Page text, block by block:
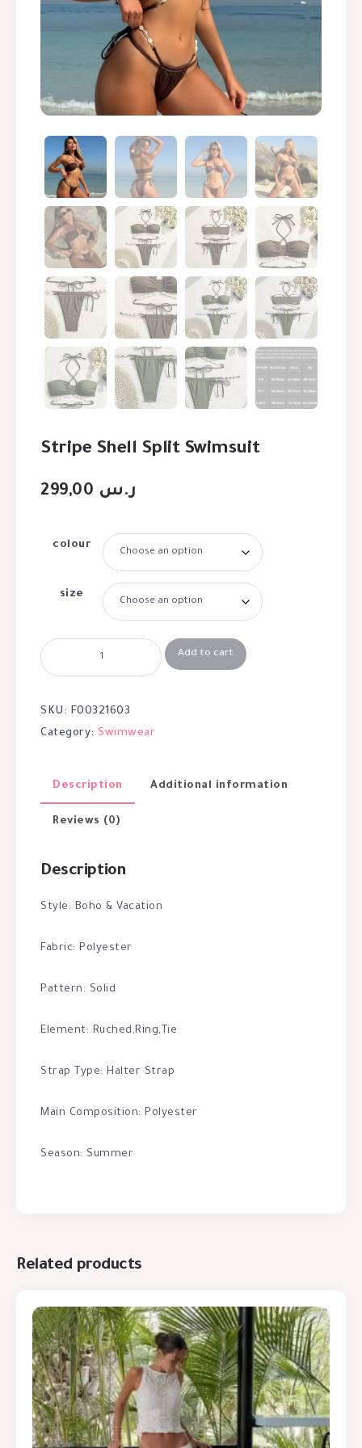
Stripe Shell Split Swimsuit
ر.س
colour
size
Add to cart
SKU: F00321603
Category: Swimwear
Description Additional information
Reviews (0)
Description
Style: Boho & Vacation
Fabric: Polyester
Pattern: Solid
Element: Ruched,Ring,Tie
Strap Type: Halter Strap
Main Composition: Polyester
Season: Summer
Related products